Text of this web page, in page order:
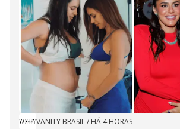
VANITY BRASIL/ HÁ 4 HORAS